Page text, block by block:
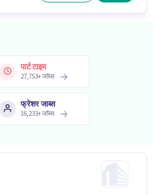
पार्ट टाइम
27,753+जॉब्स
फ्रेशर जाब्स
16,233+जॉब्स